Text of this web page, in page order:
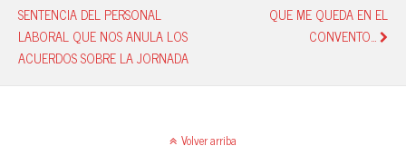
SENTENCIA DEL PERSONAL
LABORAL QUE NOS ANULA LOS
ACUERDOS SOBRE LA JORNADA
QUE ME QUEDA EN EL
CONVENTO…
Volver arriba